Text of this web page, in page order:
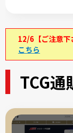
12/6【ご注意下
こちら
TCG通